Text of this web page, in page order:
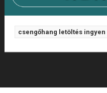
csengőhang letöltés ingyen